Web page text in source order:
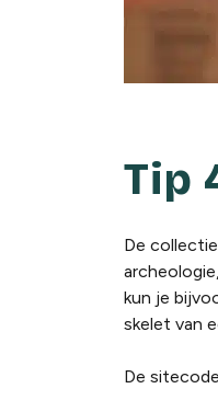
Tip
De
kun je
skelet van
De